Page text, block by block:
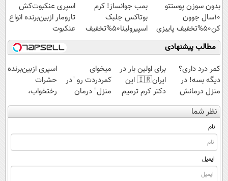
بدون سوزن پوستتو
10سال جوون
کن50%تخفیف پاییزی
بمب جوانساز! کرم
بوتاکس جلبک
اسپیرولینا50%تخفیف
اسپری عنکبوت‌‌کش
تارومار ازبین‌برنده انواع
عنکبوت
مطالب پیشنهادی
کمر درد داری؟
دیگه بسه! در
منزل درمانش
کن
(◀پرسش‌نامه)
برای اولین بار در
ایران🇮🇷 این
دکتر کرم ترمیم
کننده 23 روزه
ساخت!
میخوای
کمردردت رو "در
منزل" درمان
کنی؟ (◂فیلم +
◂پرسش‌نامه)
اسپری ازبین‌برنده
حشرات
رختخواب،
مناسب برای
مقابله با انواع
نظر شما
نام
ایمیل